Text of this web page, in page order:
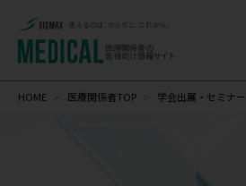
支えるのは、からだと、これから。
医療関係者の
皆様向け情報サイト
HOME > 医療関係者TOP > 学会出展・セミナー